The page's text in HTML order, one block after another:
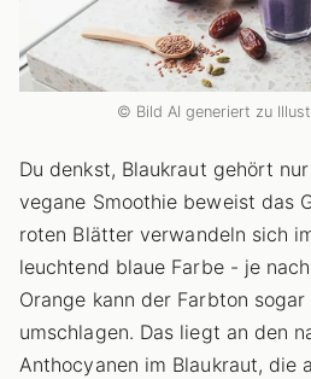
© Bild AI generiert zu
Du denkst, Blaukraut gehört
vegane Smoothie beweist das
roten Blätter verwandeln sich
leuchtend blaue Farbe - je
Orange kann der Farbton
umschlagen. Das liegt an den
Anthocyanen im Blaukraut, die